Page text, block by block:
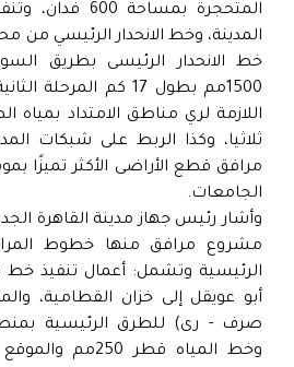
المتحجرة
خط الانحدار الرئيسى بطريق
1500مم بطول 17 كم
اللازمة لري مناطق الامتداد
ثلاثيا، وكذا الربط على شبكات
الجامعات.
مشروع مرافق منها خطوط
أبو عويقل إلى خزان القطامية،
وخط المياه قطر